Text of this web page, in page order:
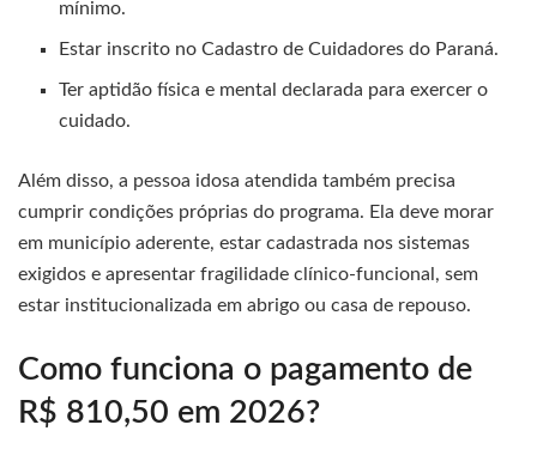
mínimo.
Estar inscrito no Cadastro de Cuidadores do Paraná.
Ter aptidão física e mental declarada para exercer o
cuidado.
Além disso, a pessoa idosa atendida também precisa
cumprir condições próprias do programa. Ela deve morar
em município aderente, estar cadastrada nos sistemas
exigidos e apresentar fragilidade clínico-funcional, sem
estar institucionalizada em abrigo ou casa de repouso.
Como funciona o pagamento de
R$ 810,50 em 2026?